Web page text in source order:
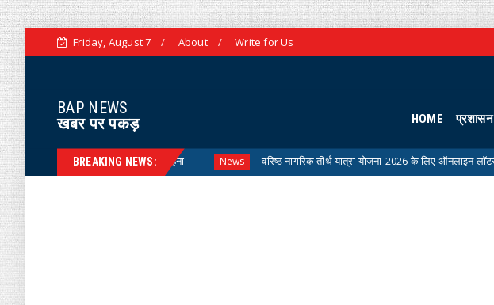
Friday, August 7 About Write for Us
BAP NEWS
खबर पर पकड़
HOME प्रशासन
BREAKING NEWS:
की कलेक्टर ने की सराहना News वरिष्ठ नागरिक तीर्थ यात्रा योजना-2026 के लिए ऑनलाइन लॉटरी निकाली गई